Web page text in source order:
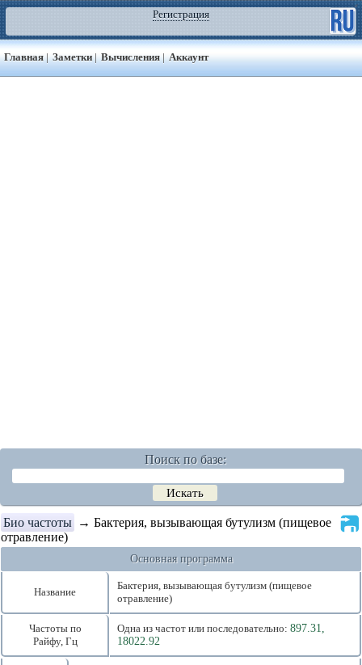
Регистрация
Главная | Заметки | Вычисления | Аккаунт
Поиск по базе:
Био частоты → Бактерия, вызывающая бутулизм (пищевое
отравление)
Основная программа
Название
Бактерия, вызывающая бутулизм (пищевое
отравление)
Частоты по
Райфу, Гц
Одна из частот или последовательно: 897.31,
18022.92